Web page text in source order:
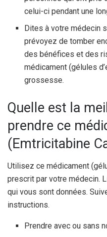
celui-ci pendant une
Dites à votre médecin
prévoyez de tomber
des bénéfices et des
médicament (gélules
grossesse.
Quelle est la
prendre ce
(Emtricitabine
Utilisez ce médicament
prescrit par votre médecin.
qui vous sont données.
instructions.
Prendre avec ou sans